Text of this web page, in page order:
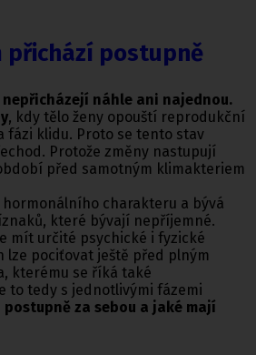
postupně
nepřicházejí náhle ani najednou.
, kdy tělo ženy opouští reprodukční
fázi klidu. Proto se tento stav
Protože změny nastupují
před samotným klimakteriem
hormonálního charakteru a bývá
které bývají nepříjemné.
mít určité psychické i fyzické
lze pociťovat ještě před plným
kterému se říká také
to tedy s jednotlivými fázemi
postupně za sebou a jaké mají